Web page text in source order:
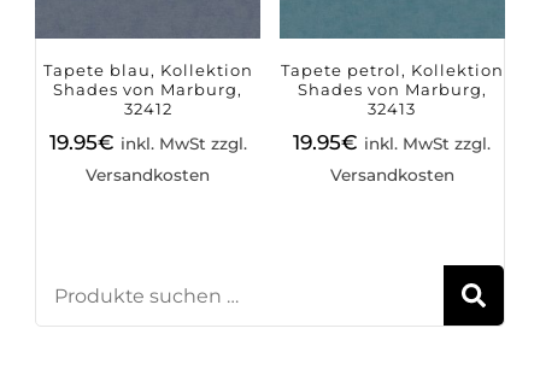
Tapete blau, Kollektion
Shades von Marburg,
32412
19.95€ inkl. MwSt zzgl.
Versandkosten
Tapete petrol, Kollektion
Shades von Marburg,
32413
19.95€ inkl. MwSt zzgl.
Versandkosten